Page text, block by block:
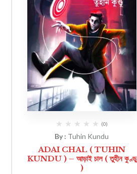
(0)
By : Tuhin Kundu
ADAI CHAL ( TUHIN
KUNDU ) – আড়াই চাল ( তুহীন কুণ্ডু
)